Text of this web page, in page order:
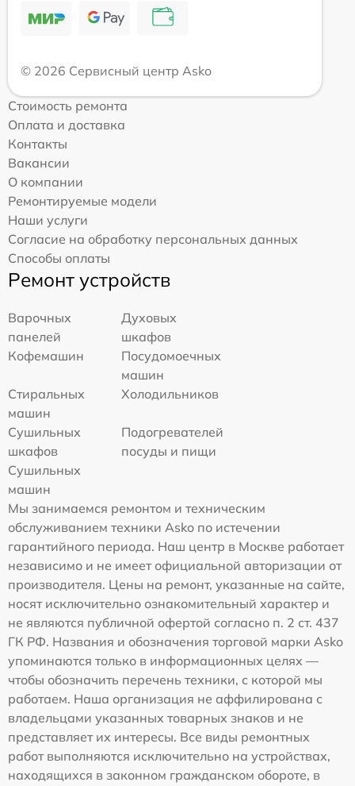
© 2026 Сервисный центр Asko
Стоимость ремонта
Оплата и доставка
Контакты
Вакансии
О компании
Ремонтируемые модели
Наши услуги
Согласие на обработку персональных данных
Способы оплаты
Ремонт устройств
Варочных
панелей
Духовых
шкафов
Кофемашин
Посудомоечных
машин
Стиральных
машин
Холодильников
Сушильных
шкафов
Подогревателей
посуды и пищи
Сушильных
машин
Мы занимаемся ремонтом и техническим
обслуживанием техники Asko по истечении
гарантийного периода. Наш центр в Москве работает
независимо и не имеет официальной авторизации от
производителя. Цены на ремонт, указанные на сайте,
носят исключительно ознакомительный характер и
не являются публичной офертой согласно п. 2 ст. 437
ГК РФ. Названия и обозначения торговой марки Asko
упоминаются только в информационных целях —
чтобы обозначить перечень техники, с которой мы
работаем. Наша организация не аффилирована с
владельцами указанных товарных знаков и не
представляет их интересы. Все виды ремонтных
работ выполняются исключительно на устройствах,
находящихся в законном гражданском обороте, в